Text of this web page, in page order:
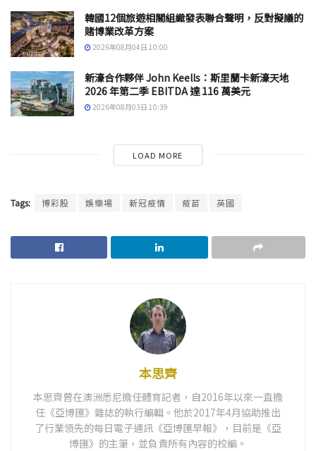
韓國12個旅遊相關組織發表聯合聲明，反對擬議的
賭博業改革方案
2026年08月04日 10:00
新濠合作夥伴 John Keells：斯里蘭卡新濠天地
2026 年第二季 EBITDA 達 116 萬美元
2026年08月03日 10:39
LOAD MORE
Tags: 博彩股 娛樂場 新冠疫情 疫苗 英國
本思齊
本思齊曾在澳洲悉尼擔任體育記者，自2016年以來一直擔
任《亞博匯》雜誌的執行編輯。他於2017年4月協助推出
了行業領先的每日電子通訊《亞博匯早報》，目前是《亞
博匯》的主筆，並負責所有內容的校編。